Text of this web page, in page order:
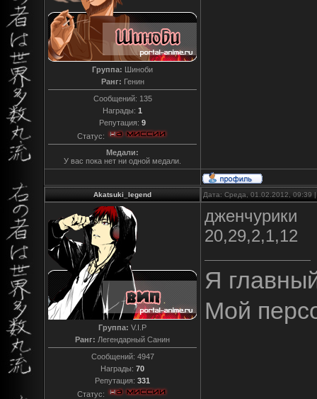
Группа: Шиноби
Ранг: Генин
Сообщений: 135
Награды: 1
Репутация: 9
Статус:
Медали:
У вас пока нет ни одной медали.
Akatsuki_legend Дата: Среда, 01.02.2012,
Группа: V.I.P
Ранг: Легендарный Санин
Сообщений: 4947
Награды: 70
Репутация: 331
Статус:
дженчурики
20,29,2,1,12
Я
Мой